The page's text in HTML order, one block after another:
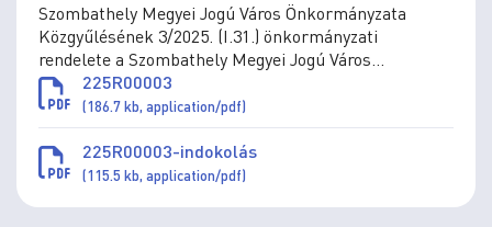
Szombathely Megyei Jogú Város Önkormányzata
Közgyűlésének 3/2025. (I.31.) önkormányzati
rendelete a Szombathely Megyei Jogú Város
Önkormányzata által adományozható kitüntetésekről
szóló 7/2016. (III.1.) önkormányzati rendelet
módosításáról
225R00003
(186.7 kb, application/pdf)
225R00003-indokolás
(115.5 kb, application/pdf)